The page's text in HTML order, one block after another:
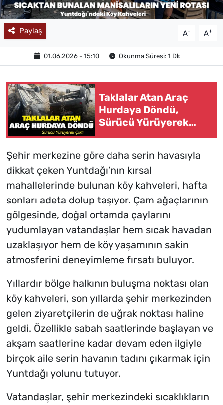
Paylaş A- A+
01.06.2026 - 15:10 Okunma Süresi: 1 Dk
Taklalar Atan Araç
Hurdaya Döndü,
Sürücü Yürüyerek
Çıktı
Şehir merkezine göre daha serin havasıyla
dikkat çeken Yuntdağı’nın kırsal
mahallelerinde bulunan köy kahveleri, hafta
sonları adeta dolup taşıyor. Çam ağaçlarının
gölgesinde, doğal ortamda çaylarını
yudumlayan vatandaşlar hem sıcak havadan
uzaklaşıyor hem de köy yaşamının sakin
atmosferini deneyimleme fırsatı buluyor.
Yıllardır bölge halkının buluşma noktası olan
köy kahveleri, son yıllarda şehir merkezinden
gelen ziyaretçilerin de uğrak noktası haline
geldi. Özellikle sabah saatlerinde başlayan ve
akşam saatlerine kadar devam eden ilgiyle
birçok aile serin havanın tadını çıkarmak için
Yuntdağı yolunu tutuyor.
Vatandaşlar, şehir merkezindeki sıcaklıkların